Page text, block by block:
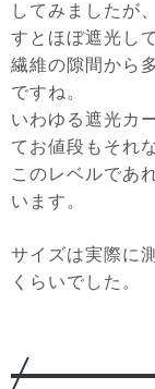
してみましたが
すとほぼ遮光し
繊維の隙間から
ですね。
いわゆる遮光カ
てお値段もそれ
このレベルであ
います。
サイズは実際に
くらいでした。